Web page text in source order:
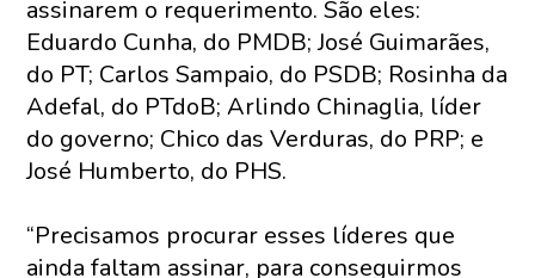
assinarem o requerimento. São eles:
Eduardo Cunha, do PMDB; José Guimarães,
do PT; Carlos Sampaio, do PSDB; Rosinha da
Adefal, do PTdoB; Arlindo Chinaglia, líder
do governo; Chico das Verduras, do PRP; e
José Humberto, do PHS.
“Precisamos procurar esses líderes que
ainda faltam assinar, para conseguirmos